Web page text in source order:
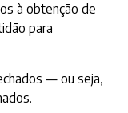
à obtenção de
para
— ou seja,